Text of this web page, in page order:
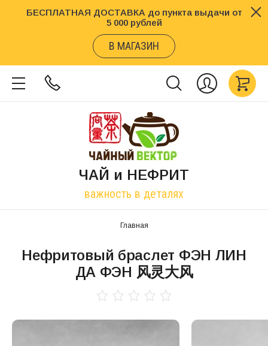
БЕСПЛАТНАЯ ДОСТАВКА до пункта выдачи от
5 000 рублей
В МАГАЗИН
ЧАЙ и НЕФРИТ
важность в деталях
Главная
Нефритовый браслет ФЭН ЛИН
ДА ФЭН 风灵大风